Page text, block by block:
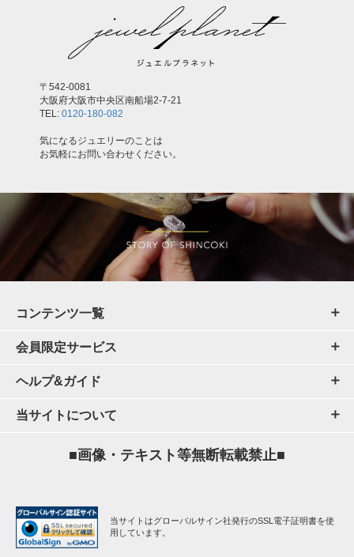
〒542-0081
大阪府大阪市中央区南船場2-7-21
TEL: 0120-180-082
気になるジュエリーのことは
お気軽にお問い合わせください。
コンテンツ一覧
会員限定サービス
ヘルプ&ガイド
当サイトについて
■画像・テキスト等無断転載禁止■
当サイトはグローバルサイン社発行のSSL電子証明書を使
用しています。